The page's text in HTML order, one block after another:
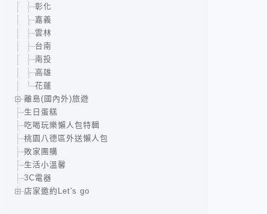
彰化
嘉義
雲林
台南
南投
高雄
花蓮
離島(國內外)旅遊
生日蛋糕
吃喝玩樂懶人包特輯
桃園八德區外送懶人包
敗家團購
生活小溫馨
3C電器
店家邀約Let's go